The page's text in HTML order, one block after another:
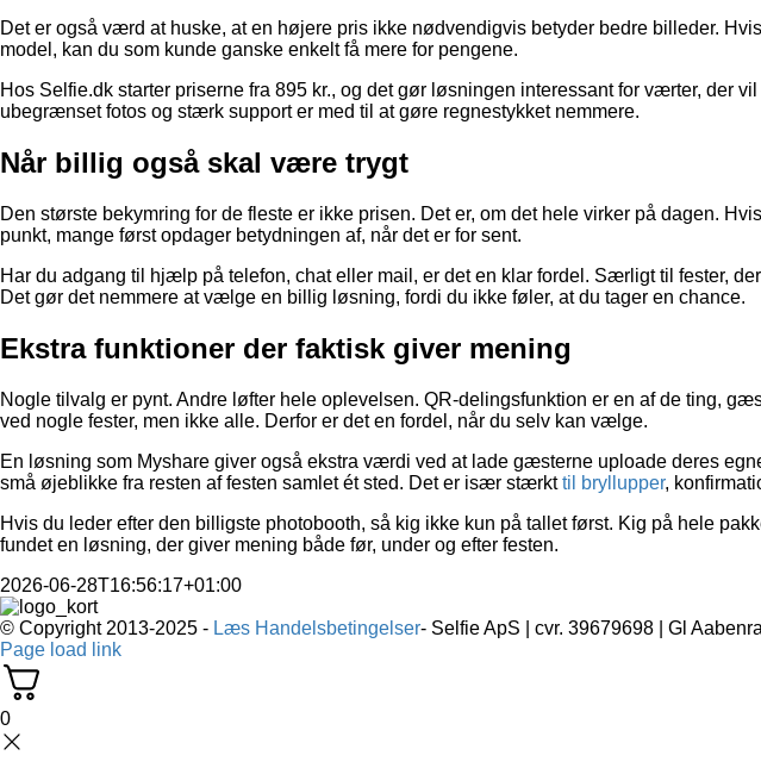
Det er også værd at huske, at en højere pris ikke nødvendigvis betyder bedre billeder.
model, kan du som kunde ganske enkelt få mere for pengene.
Hos Selfie.dk starter priserne fra 895 kr., og det gør løsningen interessant for værter, der
ubegrænset fotos og stærk support er med til at gøre regnestykket nemmere.
Når billig også skal være trygt
Den største bekymring for de fleste er ikke prisen. Det er, om det hele virker på dagen.
punkt, mange først opdager betydningen af, når det er for sent.
Har du adgang til hjælp på telefon, chat eller mail, er det en klar fordel. Særligt til fester,
Det gør det nemmere at vælge en billig løsning, fordi du ikke føler, at du tager en chance.
Ekstra funktioner der faktisk giver mening
Nogle tilvalg er pynt. Andre løfter hele oplevelsen. QR-delingsfunktion er en af de ting,
ved nogle fester, men ikke alle. Derfor er det en fordel, når du selv kan vælge.
En løsning som Myshare giver også ekstra værdi ved at lade gæsterne uploade deres
små øjeblikke fra resten af festen samlet ét sted. Det er især stærkttil bryllupper,
Hvis du leder efter den billigste photobooth, så kig ikke kun på tallet først. Kig på hele
fundet en løsning, der giver mening både før, under og efter festen.
2026-06-28T16:56:17+01:00
© Copyright 2013-2025 - Læs Handelsbetingelser- Selfie ApS | cvr. 39679698 | Gl
Page load link
0